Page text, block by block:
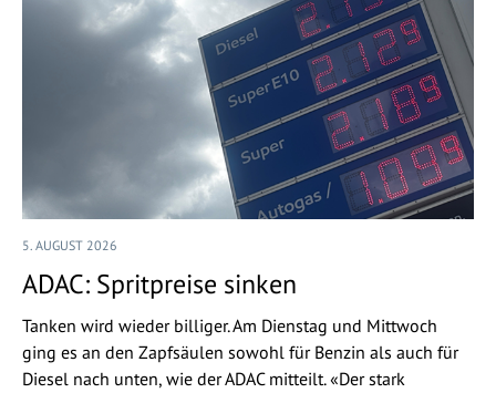
5. AUGUST 2026
ADAC: Spritpreise sinken
Tanken wird wieder billiger. Am Dienstag und Mittwoch
ging es an den Zapfsäulen sowohl für Benzin als auch für
Diesel nach unten, wie der ADAC mitteilt. «Der stark